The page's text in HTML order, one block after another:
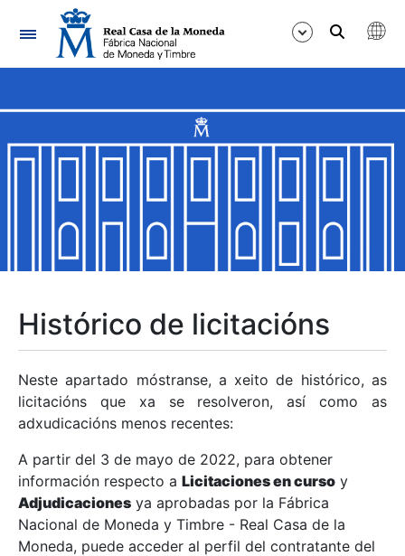
Navegación
Mostrar/Ocultar
Mostrar/Ocultar
Mostrar/Ocultar
Mostrar/Ocultar
Mostrar/Ocultar
Mostrar/Ocultar
Histórico de licitacións
Neste apartado móstranse, a xeito de histórico, as
licitacións que xa se resolveron, así como as
adxudicacións menos recentes:
A partir del 3 de mayo de 2022, para obtener
información respecto a Licitaciones en curso y
Adjudicaciones ya aprobadas por la Fábrica
Nacional de Moneda y Timbre - Real Casa de la
Moneda, puede acceder al perfil del contratante del